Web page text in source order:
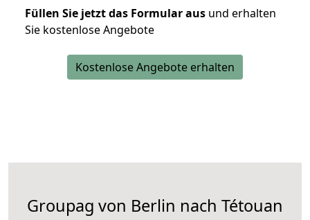
Füllen Sie jetzt das Formular aus und erhalten
Sie kostenlose Angebote
Kostenlose Angebote erhalten
Groupag von Berlin nach Tétouan